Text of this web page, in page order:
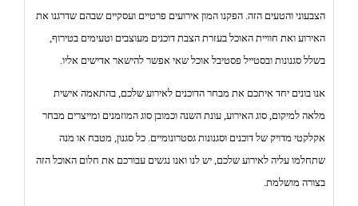
הצבעוני והטעים הזה. הפקנו המון אירועים פרטיים ועסקיים שבהם שדרגנו את
האירוע ואת חוויית האוכל בעזרת הצבת דוכנים מעוצבים וטעימים בטירוף,
בשלל סגנונות ובסטייל פסטיבל אוכל שאי אפשר להישאר אדישים אליו.
אנו בונים יחד איתכם את מבחר הדוכנים לאירוע שלכם, בהתאמה אישית
מלאה למיקום, סוג האירוע, עונת השנה וכמובן סוג המוזמנים ומייצרים מבחר
אקלקטי מדויק של דוכנים וסגנונות גסטרונומיים. כל סגנון, מטבח או מנה
שתחלמו עליה לאירוע שלכם, יש לנו ואנו נגשים עבורכם את חלום האוכל הזה
בצורה מושלמת.